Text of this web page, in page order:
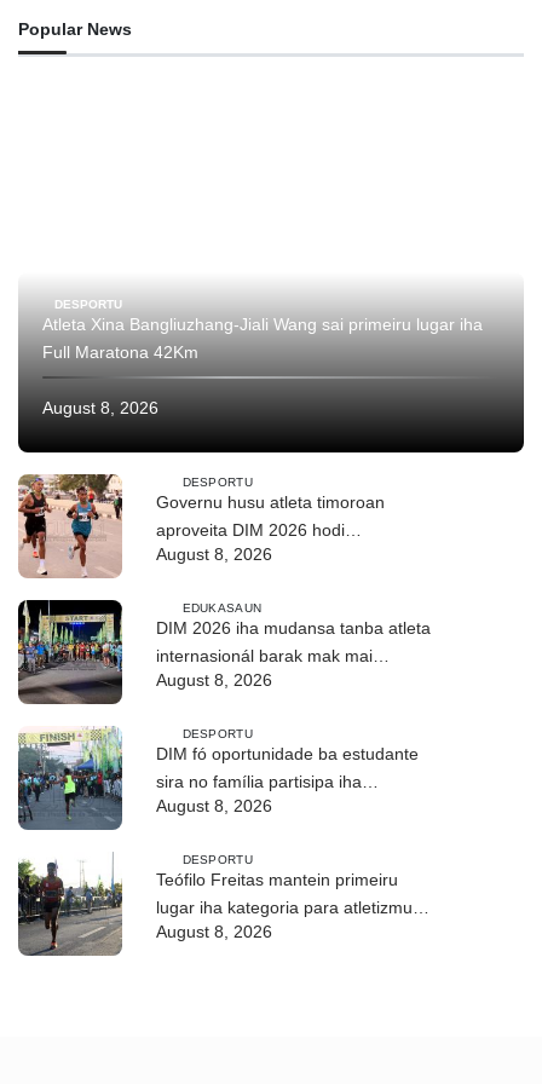
Popular News
DESPORTU
Atleta Xina Bangliuzhang-Jiali Wang sai primeiru lugar iha
Full Maratona 42Km
August 8, 2026
DESPORTU
Governu husu atleta timoroan
aproveita DIM 2026 hodi
dezenvolve kapasidade
August 8, 2026
EDUKASAUN
DIM 2026 iha mudansa tanba atleta
internasionál barak mak mai
partisipa
August 8, 2026
DESPORTU
DIM fó oportunidade ba estudante
sira no família partisipa iha
ambiente saudável
August 8, 2026
DESPORTU
Teófilo Freitas mantein primeiru
lugar iha kategoria para atletizmu
10Km iha DIM
August 8, 2026